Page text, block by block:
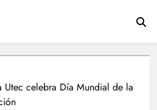
Utec celebra Día Mundial de la